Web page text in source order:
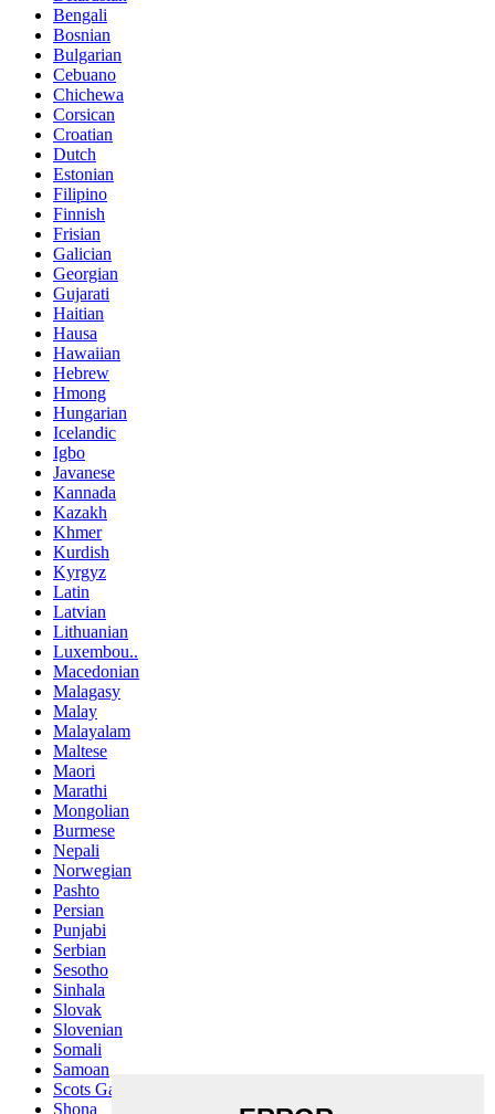
Bengali
Bosnian
Bulgarian
Cebuano
Chichewa
Corsican
Croatian
Dutch
Estonian
Filipino
Finnish
Frisian
Galician
Georgian
Gujarati
Haitian
Hausa
Hawaiian
Hebrew
Hmong
Hungarian
Icelandic
Igbo
Javanese
Kannada
Kazakh
Khmer
Kurdish
Kyrgyz
Latin
Latvian
Lithuanian
Luxembou..
Macedonian
Malagasy
Malay
Malayalam
Maltese
Maori
Marathi
Mongolian
Burmese
Nepali
Norwegian
Pashto
Persian
Punjabi
Serbian
Sesotho
Sinhala
Slovak
Slovenian
Somali
Samoan
Scots Gaelic
Shona